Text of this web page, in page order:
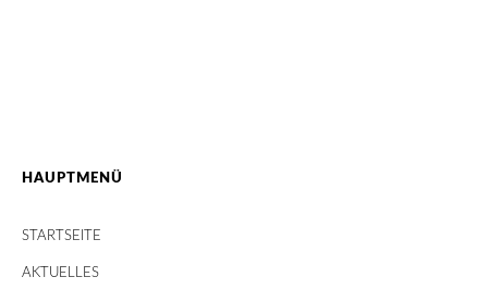
HAUPTMENÜ
STARTSEITE
AKTUELLES